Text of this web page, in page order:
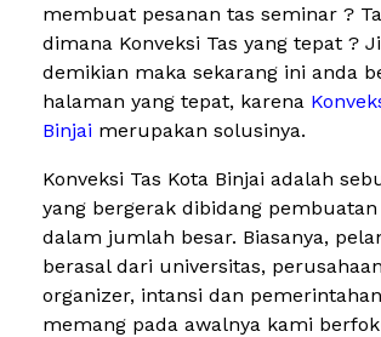
membuat pesanan tas seminar ?
dimana Konveksi Tas yang tepat ?
demikian maka sekarang ini anda
halaman yang tepat, karena
Binjai merupakan solusinya.
Konveksi Tas Kota Binjai adalah
yang bergerak dibidang
dalam jumlah besar. Biasanya,
berasal dari universitas,
organizer, intansi dan
memang pada awalnya kami